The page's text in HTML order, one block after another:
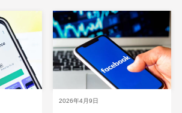
2026年4月9日